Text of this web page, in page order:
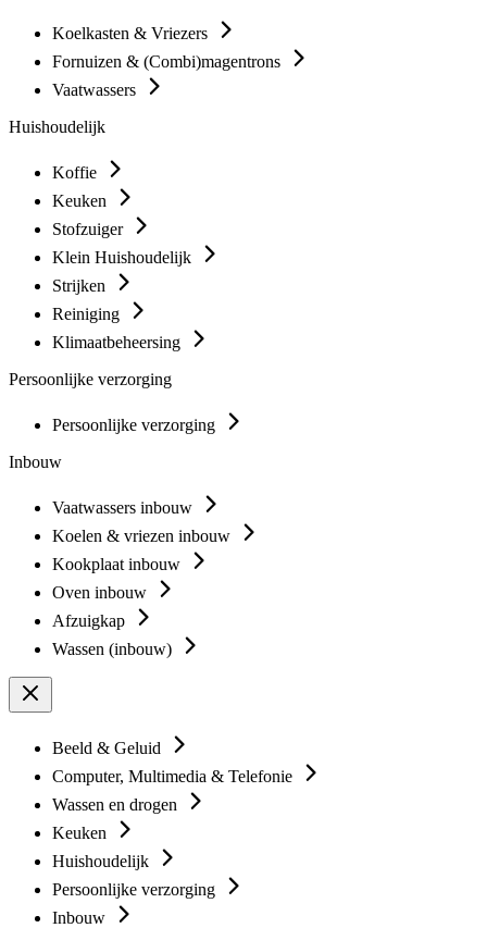
Koelkasten & Vriezers
Fornuizen & (Combi)magentrons
Vaatwassers
Huishoudelijk
Koffie
Keuken
Stofzuiger
Klein Huishoudelijk
Strijken
Reiniging
Klimaatbeheersing
Persoonlijke verzorging
Persoonlijke verzorging
Inbouw
Vaatwassers inbouw
Koelen & vriezen inbouw
Kookplaat inbouw
Oven inbouw
Afzuigkap
Wassen (inbouw)
Beeld & Geluid
Computer, Multimedia & Telefonie
Wassen en drogen
Keuken
Huishoudelijk
Persoonlijke verzorging
Inbouw